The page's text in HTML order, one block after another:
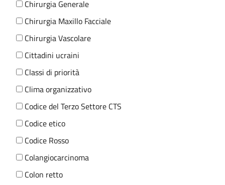
Chirurgia Generale
Chirurgia Maxillo Facciale
Chirurgia Vascolare
Cittadini ucraini
Classi di priorità
Clima organizzativo
Codice del Terzo Settore CTS
Codice etico
Codice Rosso
Colangiocarcinoma
Colon retto